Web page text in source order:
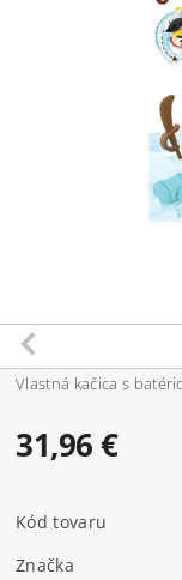
Vlastná kačica s
31,96 €
Kód tovaru
Značka